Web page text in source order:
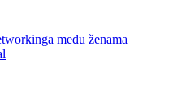
među ženama